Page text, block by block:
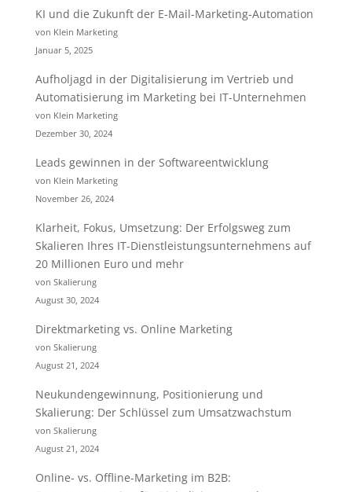
KI und die Zukunft der E-Mail-Marketing-Automation
von Klein Marketing
Januar 5, 2025
Aufholjagd in der Digitalisierung im Vertrieb und
Automatisierung im Marketing bei IT-Unternehmen
von Klein Marketing
Dezember 30, 2024
Leads gewinnen in der Softwareentwicklung
von Klein Marketing
November 26, 2024
Klarheit, Fokus, Umsetzung: Der Erfolgsweg zum
Skalieren Ihres IT-Dienstleistungsunternehmens auf
20 Millionen Euro und mehr
von Skalierung
August 30, 2024
Direktmarketing vs. Online Marketing
von Skalierung
August 21, 2024
Neukundengewinnung, Positionierung und
Skalierung: Der Schlüssel zum Umsatzwachstum
von Skalierung
August 21, 2024
Online- vs. Offline-Marketing im B2B: